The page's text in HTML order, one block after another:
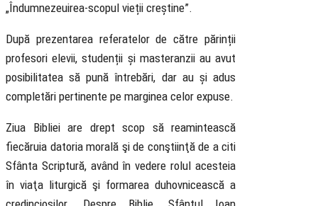
„Îndumnezeuirea-scopul vieții creștine”.
După prezentarea referatelor de către părinții
profesori elevii, studenții și masteranzii au avut
posibilitatea să pună întrebări, dar au și adus
completări pertinente pe marginea celor expuse.
Ziua Bibliei are drept scop să reamintească
fiecăruia datoria morală şi de conştiinţă de a citi
Sfânta Scriptură, având în vedere rolul acesteia
în viaţa liturgică şi formarea duhovnicească a